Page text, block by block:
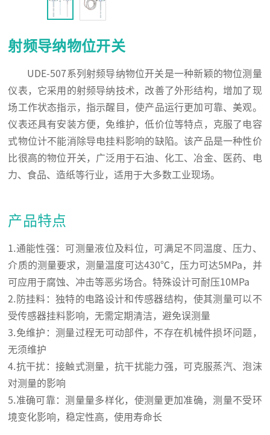
射频导纳物位开关
UDE-507系列射频导纳物位开关是一种新颖的物位测量
仪表，它采用的射频导纳技术，改善了外形结构，增加了现
场工作状态指示，指示醒目，使产品运行更加可靠、美观。
仪表还具有安装方便，免维护，低价位等特点，克服了电容
式物位计不能消除导电挂料影响的缺陷。该产品是一种性价
比很高的物位开关，广泛用于石油、化工、冶金、医药、电
力、食品、造纸等行业，适用于大多数工业现场。
产品特点
1.通能性强：可测量液位及料位，可满足不同温度、压力、
介质的测量要求，测量温度可达430℃，压力可达5MPa，并
可应用于腐蚀、冲击等恶劣场合。特殊设计可耐压10MPa
2.防挂料：独特的电路设计和传感器结构，使其测量可以不
受传感器挂料影响，无需定期清洁，避免误测量
3.免维护：测量过程无可动部件，不存在机械件损坏问题，
无须维护
4.抗干扰：接触式测量，抗干扰能力强，可克服蒸汽、泡沫
对测量的影响
5.准确可靠：测量量多样化，使测量更加准确，测量不受环
境变化影响，稳定性高，使用寿命长